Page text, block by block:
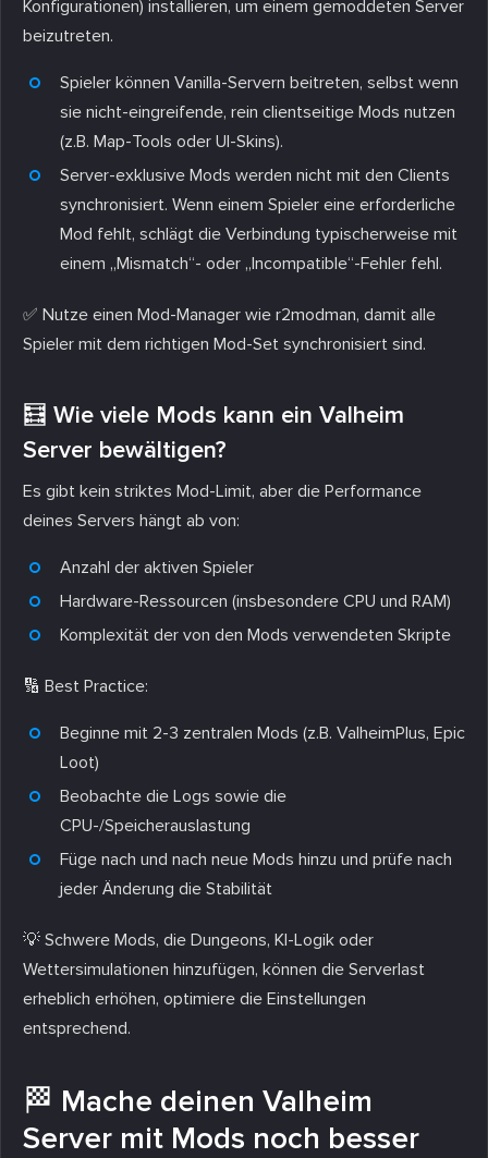
Konfigurationen) installieren, um einem gemoddeten Server
beizutreten.
Spieler können Vanilla-Servern beitreten, selbst wenn
sie nicht-eingreifende, rein clientseitige Mods nutzen
(z.B. Map-Tools oder UI-Skins).
Server-exklusive Mods werden nicht mit den Clients
synchronisiert. Wenn einem Spieler eine erforderliche
Mod fehlt, schlägt die Verbindung typischerweise mit
einem „Mismatch“- oder „Incompatible“-Fehler fehl.
✅ Nutze einen Mod-Manager wie r2modman, damit alle
Spieler mit dem richtigen Mod-Set synchronisiert sind.
🧮 Wie viele Mods kann ein Valheim
Server bewältigen?
Es gibt kein striktes Mod-Limit, aber die Performance
deines Servers hängt ab von:
Anzahl der aktiven Spieler
Hardware-Ressourcen (insbesondere CPU und RAM)
Komplexität der von den Mods verwendeten Skripte
🔢 Best Practice:
Beginne mit 2-3 zentralen Mods (z.B. ValheimPlus, Epic
Loot)
Beobachte die Logs sowie die
CPU-/Speicherauslastung
Füge nach und nach neue Mods hinzu und prüfe nach
jeder Änderung die Stabilität
💡 Schwere Mods, die Dungeons, KI-Logik oder
Wettersimulationen hinzufügen, können die Serverlast
erheblich erhöhen, optimiere die Einstellungen
entsprechend.
🏁 Mache deinen Valheim
Server mit Mods noch besser